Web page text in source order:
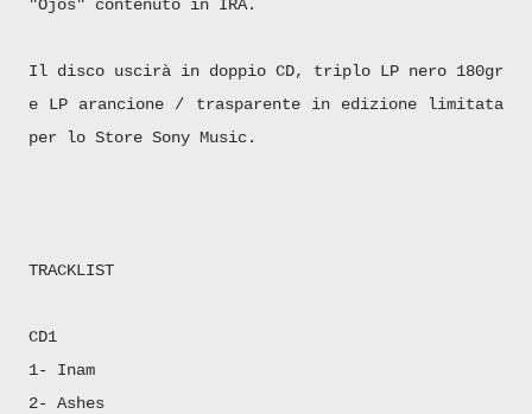
"Ojos" contenuto in IRA.
Il disco uscirà in doppio CD, triplo LP nero 180gr
e LP arancione / trasparente in edizione limitata
per lo Store Sony Music.
TRACKLIST
CD1
1- Inam
2- Ashes